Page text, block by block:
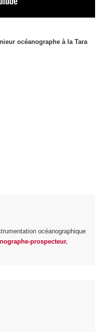
océanographe à la Tara
océanographique
prospecteur.